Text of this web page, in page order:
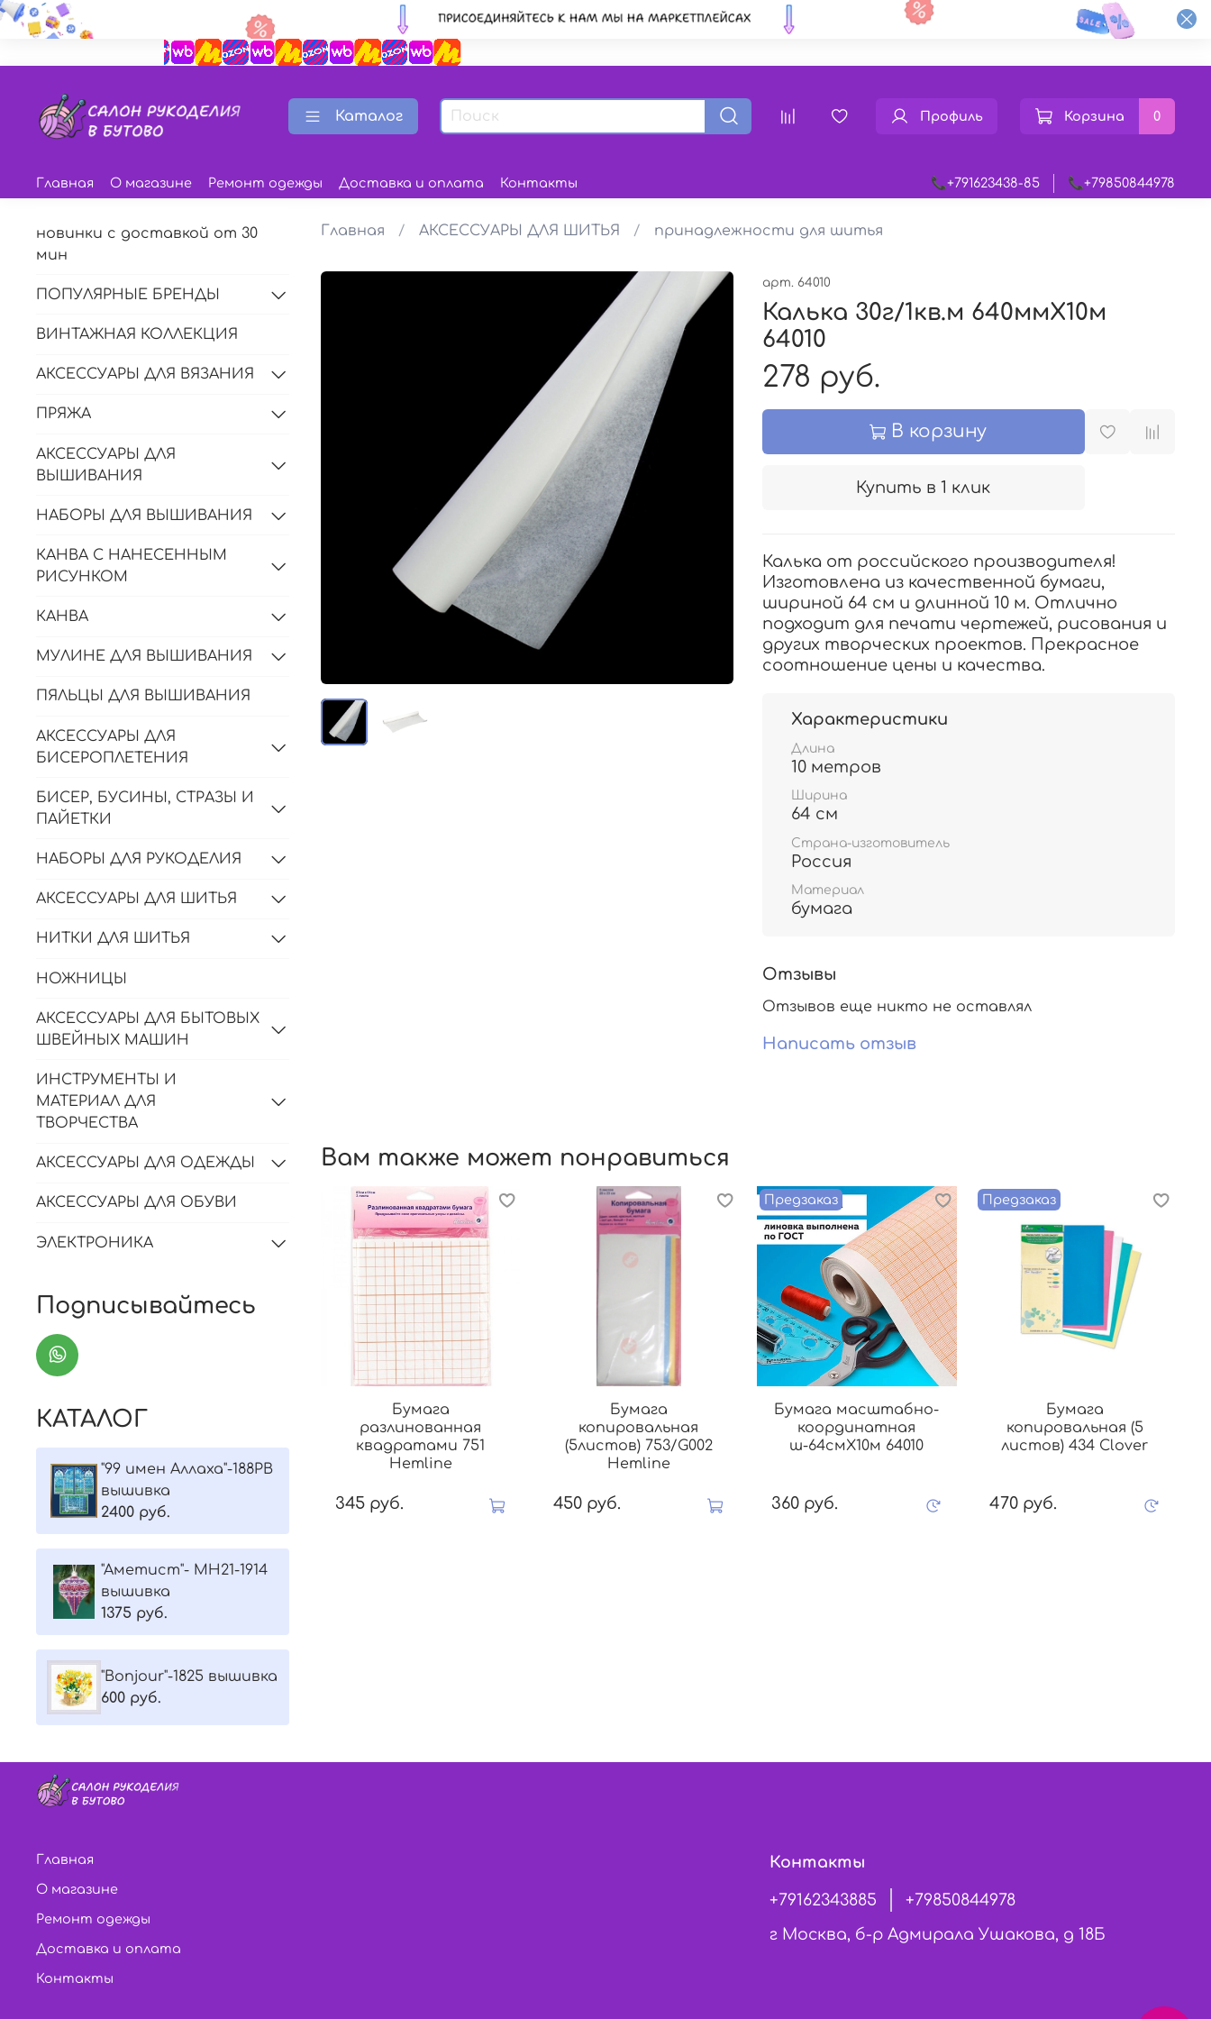
Каталог Профиль Корзина 0
Главная О магазине Ремонт одежды Доставка и оплата Контакты 📞+791623438-85 📞+79850844978
Главная АКСЕССУАРЫ ДЛЯ ШИТЬЯ принадлежности для шитья
арт. 64010
Калька 30г/1кв.м 640ммХ10м
64010
278 руб.
В корзину
Купить в 1 клик
Калька от российского производителя!
Изготовлена из качественной бумаги,
шириной 64 см и длинной 10 м. Отлично
подходит для печати чертежей, рисования и
других творческих проектов. Прекрасное
соотношение цены и качества.
Характеристики
Длина
10 метров
Ширина
64 см
Страна-изготовитель
Россия
Материал
бумага
Отзывы
Отзывов еще никто не оставлял
Написать отзыв
Вам также может понравиться
Бумага
разлинованная
квадратами 751
Hemline
345 руб.
Бумага
копировальная
(5листов) 753/G002
Hemline
450 руб.
Предзаказ
Бумага масштабно-
координатная
ш-64смХ10м 64010
360 руб.
Предзаказ
Бумага
копировальная (5
листов) 434 Clover
470 руб.
новинки с доставкой от 30
мин
ПОПУЛЯРНЫЕ БРЕНДЫ
ВИНТАЖНАЯ КОЛЛЕКЦИЯ
АКСЕССУАРЫ ДЛЯ ВЯЗАНИЯ
ПРЯЖА
АКСЕССУАРЫ ДЛЯ
ВЫШИВАНИЯ
НАБОРЫ ДЛЯ ВЫШИВАНИЯ
КАНВА С НАНЕСЕННЫМ
РИСУНКОМ
КАНВА
МУЛИНЕ ДЛЯ ВЫШИВАНИЯ
ПЯЛЬЦЫ ДЛЯ ВЫШИВАНИЯ
АКСЕССУАРЫ ДЛЯ
БИСЕРОПЛЕТЕНИЯ
БИСЕР, БУСИНЫ, СТРАЗЫ И
ПАЙЕТКИ
НАБОРЫ ДЛЯ РУКОДЕЛИЯ
АКСЕССУАРЫ ДЛЯ ШИТЬЯ
НИТКИ ДЛЯ ШИТЬЯ
НОЖНИЦЫ
АКСЕССУАРЫ ДЛЯ БЫТОВЫХ
ШВЕЙНЫХ МАШИН
ИНСТРУМЕНТЫ И
МАТЕРИАЛ ДЛЯ
ТВОРЧЕСТВА
АКСЕССУАРЫ ДЛЯ ОДЕЖДЫ
АКСЕССУАРЫ ДЛЯ ОБУВИ
ЭЛЕКТРОНИКА
Подписывайтесь
КАТАЛОГ
"99 имен Аллаха"-188РВ
вышивка
2400 руб.
"Aметист"- МH21-1914
вышивка
1375 руб.
"Bonjour"-1825 вышивка
600 руб.
Главная
О магазине
Ремонт одежды
Доставка и оплата
Контакты
Контакты
+79162343885
+79850844978
г Москва, б-р Адмирала Ушакова, д 18Б